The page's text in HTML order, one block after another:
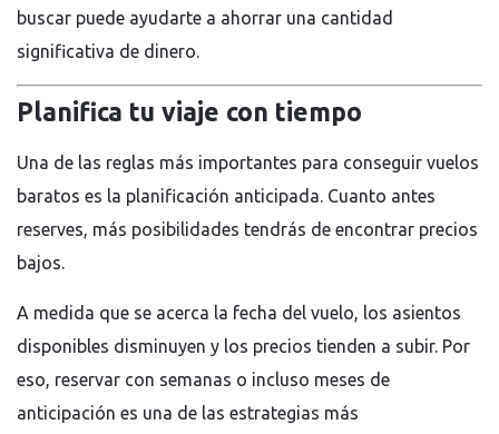
buscar puede ayudarte a ahorrar una cantidad
significativa de dinero.
Planifica tu viaje con tiempo
Una de las reglas más importantes para conseguir vuelos
baratos es la planificación anticipada. Cuanto antes
reserves, más posibilidades tendrás de encontrar precios
bajos.
A medida que se acerca la fecha del vuelo, los asientos
disponibles disminuyen y los precios tienden a subir. Por
eso, reservar con semanas o incluso meses de
anticipación es una de las estrategias más